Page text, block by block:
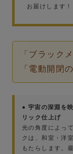
お届けします！
「ブラック
「電動開閉
● 宇宙の深淵を
リック仕上げ
光の角度によっ
クは、和室・洋
もたらします。